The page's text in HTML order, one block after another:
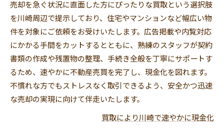
売却を急ぐ状況に直面した方にぴったりな買取という選択肢
を川崎周辺で提示しており、住宅やマンションなど幅広い物
件を対象にご依頼をお受けいたします。広告掲載や内覧対応
にかかる手間をカットするとともに、熟練のスタッフが契約
書類の作成や残置物の整理、手続き全般を丁寧にサポートす
るため、速やかに不動産売買を完了し、現金化を図れます。
不慣れな方でもストレスなく取引できるよう、安全かつ迅速
な売却の実現に向けて伴走いたします。
買取により川崎で速やかに現金化